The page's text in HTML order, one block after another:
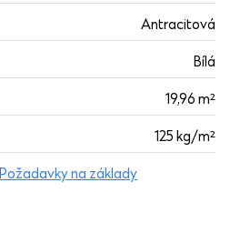
Antracitová
Bílá
19,96 m²
125 kg/m²
Požadavky na základy